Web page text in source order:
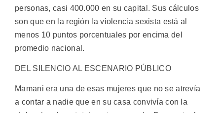
personas, casi 400.000 en su capital. Sus cálculos
son que en la región la violencia sexista está al
menos 10 puntos porcentuales por encima del
promedio nacional.
DEL SILENCIO AL ESCENARIO PÚBLICO
Mamani era una de esas mujeres que no se atrevía
a contar a nadie que en su casa convivía con la